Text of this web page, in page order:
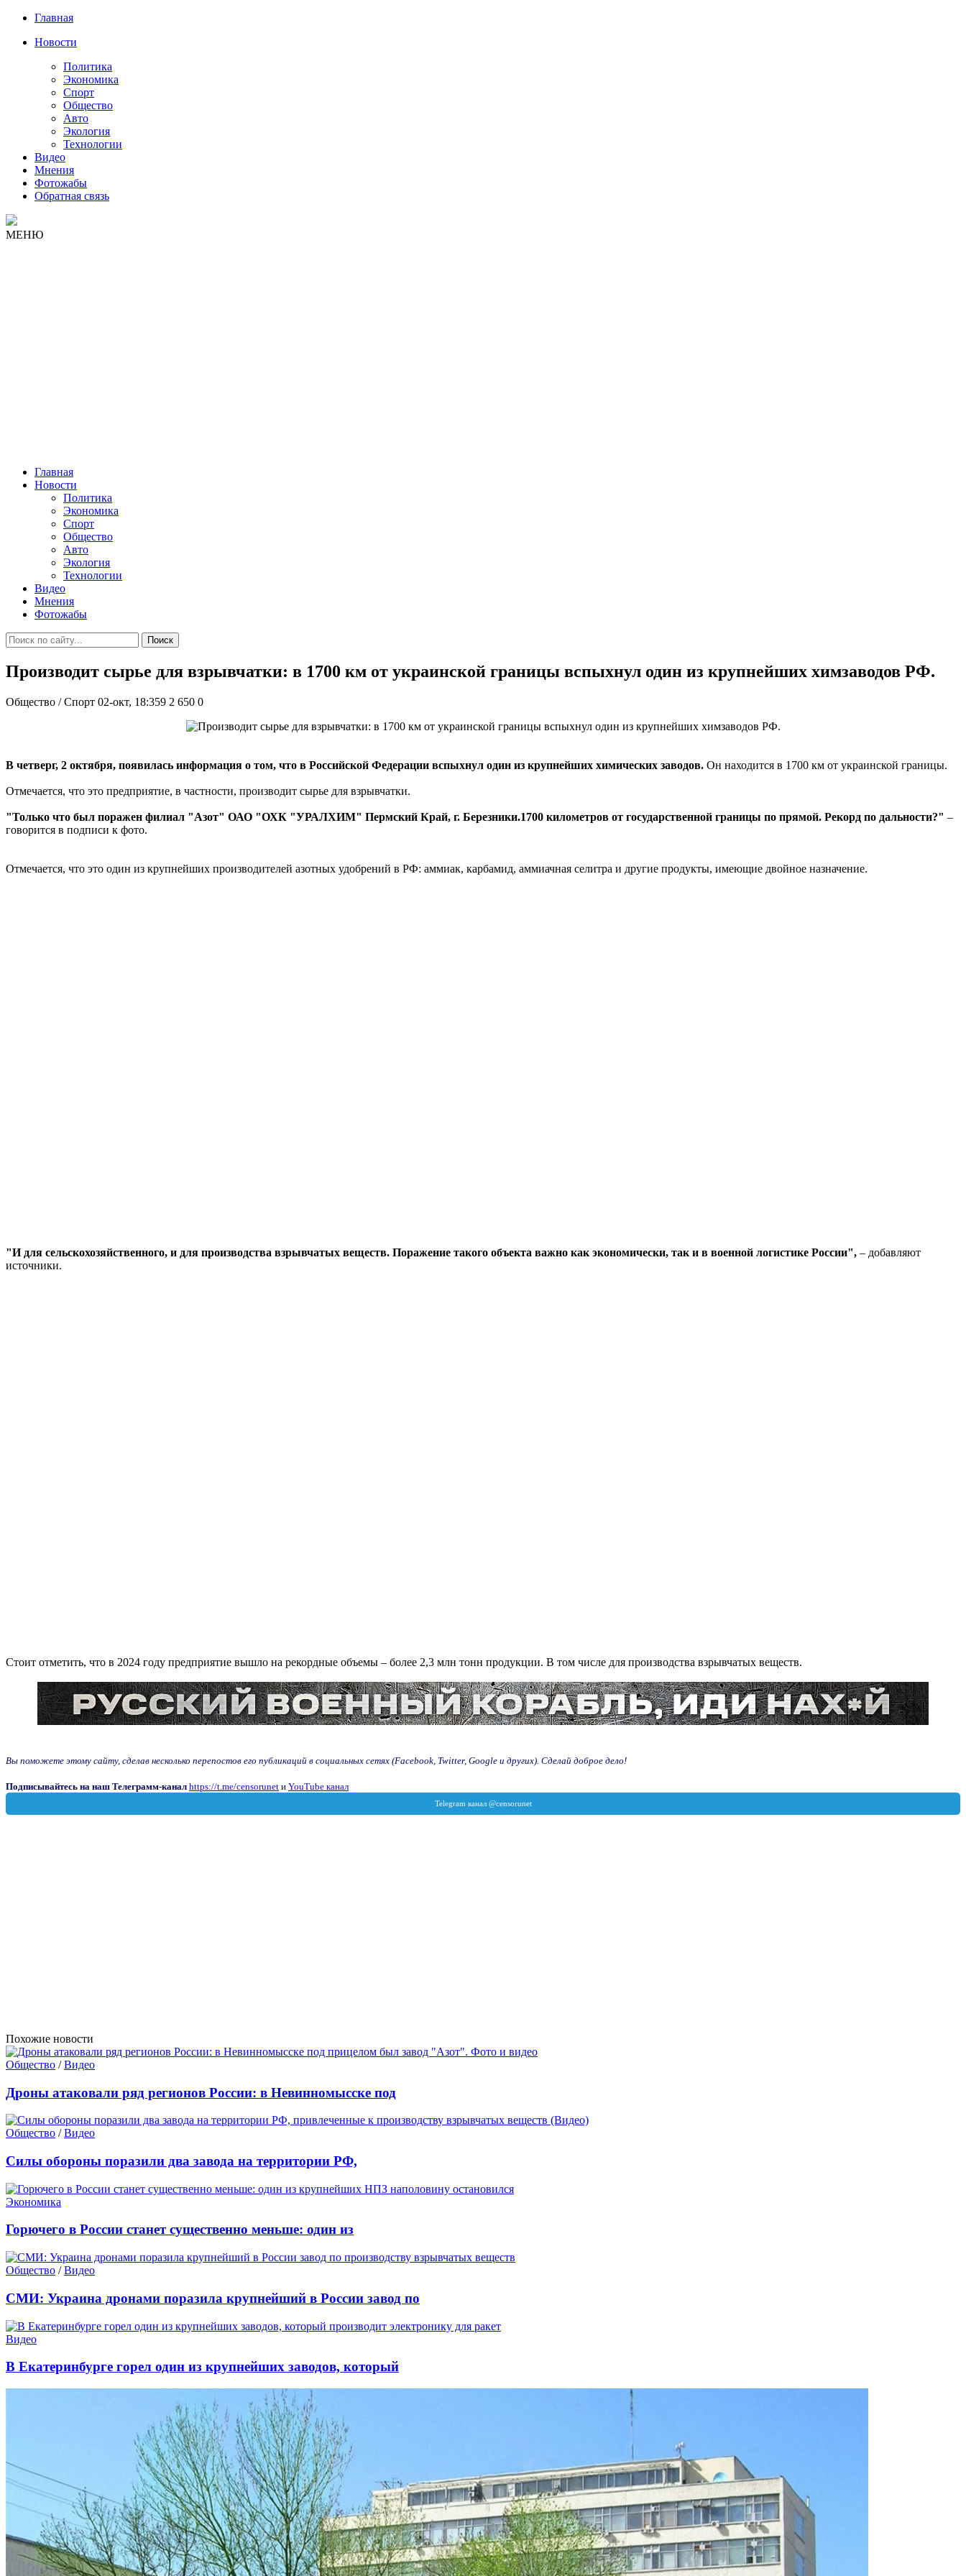
Главная
Новости
Политика
Экономика
Спорт
Общество
Авто
Экология
Технологии
Видео
Мнения
Фотожабы
Обратная связь
МЕНЮ
Главная
Новости
Политика
Экономика
Спорт
Общество
Авто
Экология
Технологии
Видео
Мнения
Фотожабы
Поиск
Производит сырье для взрывчатки: в 1700 км от украинской границы вспыхнул один из крупнейших химзаводов РФ.
Общество / Спорт 02-окт, 18:359 2 650 0
В четверг, 2 октября, появилась информация о том, что в Российской Федерации вспыхнул один из крупнейших химических заводов. Он находится в 1700 км от украинской границы.
Отмечается, что это предприятие, в частности, производит сырье для взрывчатки.
"Только что был поражен филиал "Азот" ОАО "ОХК "УРАЛХИМ" Пермский Край, г. Березники.1700 километров от государственной границы по прямой. Рекорд по дальности?" –
говорится в подписи к фото.
Отмечается, что это один из крупнейших производителей азотных удобрений в РФ: аммиак, карбамид, аммиачная селитра и другие продукты, имеющие двойное назначение.
"И для сельскохозяйственного, и для производства взрывчатых веществ. Поражение такого объекта важно как экономически, так и в военной логистике России", – добавляют
источники.
Стоит отметить, что в 2024 году предприятие вышло на рекордные объемы – более 2,3 млн тонн продукции. В том числе для производства взрывчатых веществ.
Вы поможете этому сайту, сделав несколько перепостов его публикаций в социальных сетях (Facebook, Twitter, Google и других). Сделай доброе дело!
Подписывайтесь на наш Телеграмм-канал https://t.me/censorunet и YouTube канал
Похожие новости
Общество /Видео
Дроны атаковали ряд регионов России: в Невинномысске под
Общество /Видео
Силы обороны поразили два завода на территории РФ,
Экономика
Горючего в России станет существенно меньше: один из
Общество /Видео
СМИ: Украина дронами поразила крупнейший в России завод по
Видео
В Екатеринбурге горел один из крупнейших заводов, который